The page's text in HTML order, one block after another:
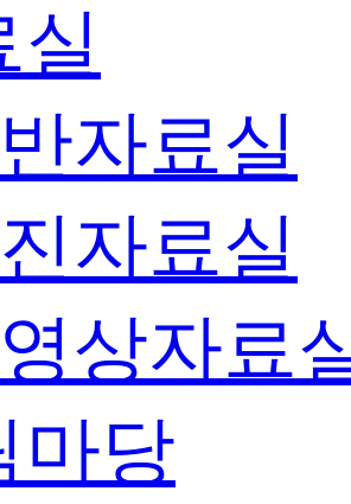
실
자료실
자료실
상자료
마당